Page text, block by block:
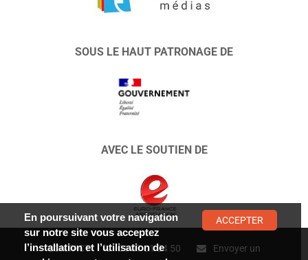
SOUS LE HAUT PATRONAGE DE
AVEC LE SOUTIEN DE
CONTACT : 01 47 01 34 50
Envoyer un
En poursuivant votre navigation
sur notre site vous acceptez
l’installation et l’utilisation de
ACCEPTER